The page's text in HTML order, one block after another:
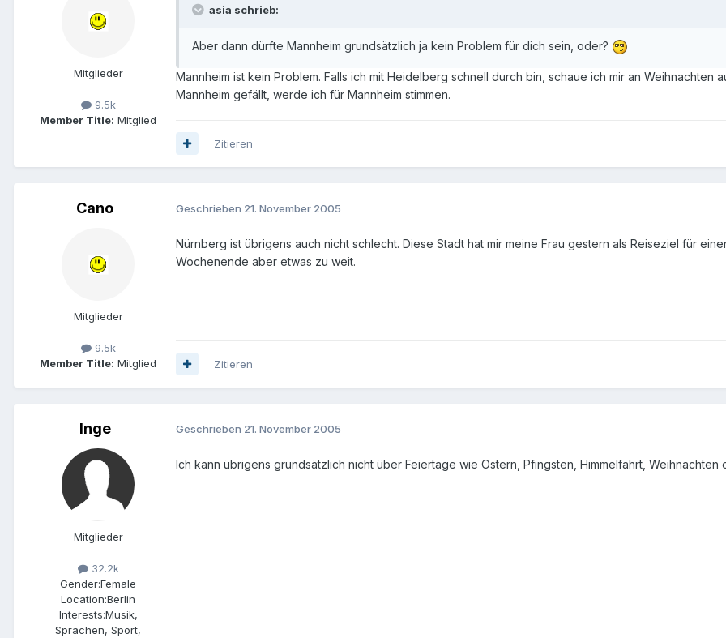
Mitglieder
9.5k
Member Title: Mitglied
asia schrieb:
Aber dann dürfte Mannheim grundsätzlich ja kein Problem für dich sein, oder?
Mannheim ist kein Problem. Falls ich mit Heidelberg schnell durch bin, schaue ich mir an Weihnachten
Mannheim gefällt, werde ich für Mannheim stimmen.
Zitieren
Cano
Mitglieder
9.5k
Member Title: Mitglied
Geschrieben 21. November 2005
Nürnberg ist übrigens auch nicht schlecht. Diese Stadt hat mir meine Frau gestern als Reiseziel für
Wochenende aber etwas zu weit.
Zitieren
Inge
Mitglieder
32.2k
Gender:Female
Location:Berlin
Interests:Musik,
Sprachen, Sport,
Geschrieben 21. November 2005
Ich kann übrigens grundsätzlich nicht über Feiertage wie Ostern, Pfingsten, Himmelfahrt, Weihnachten